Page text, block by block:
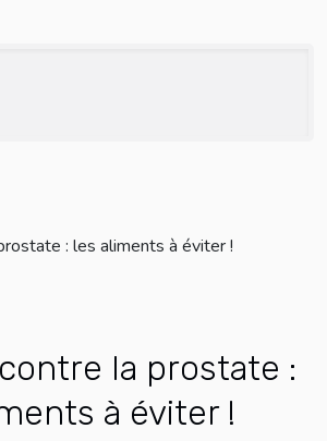
: les aliments à éviter !
la prostate :
à éviter !